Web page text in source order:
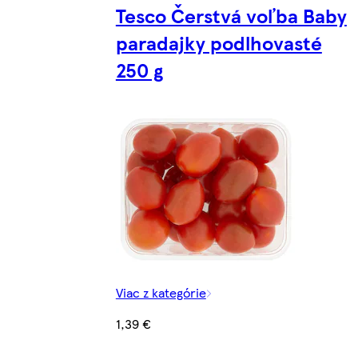
Tesco Čerstvá voľba Baby
paradajky podlhovasté
250 g
Viac z kategórie
1,39 €